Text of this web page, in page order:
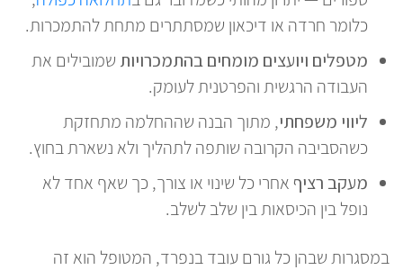
כלומר חרדה או דיכאון שמסתתרים מתחת להתמכרות.
מטפלים ויועצים מומחים בהתמכרויות שמובילים את
העבודה הרגשית והפרטנית לעומק.
ליווי משפחתי, מתוך הבנה שההחלמה מתחזקת
כשהסביבה הקרובה שותפה לתהליך ולא נשארת בחוץ.
מעקב רציף אחרי כל שינוי או צורך, כך שאף אחד לא
נופל בין הכיסאות בין שלב לשלב.
במסגרות שבהן כל גורם עובד בנפרד, המטופל הוא זה